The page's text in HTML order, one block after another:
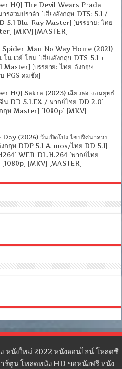
HQ] The Devil Wears Prada
รสวมปราด้า [เสียงอังกฤษ DTS: 5.1 /
5.1 Blu-Ray Master] [บรรยาย: ไทย-
[MKV] [MASTER]
Spider-Man No Way Home (2021)
โน เวย์ โฮม [เสียงอังกฤษ DTS-5.1 +
Master] [บรรยาย: ไทย-อังกฤษ
PGS คมชัด]
HQ] Sakra (2023) เฉียวฟง จอมยุทธ์
จีน DD 5.1.EX / พากย์ไทย DD 2.0]
กฤษ Master] [1080p] [MKV]
(2026) วันเปิดโปง ไขปริศนาลวง
งกฤษ DDP 5.1 Atmos/ไทย DD 5.1]-
WEB-DL.H.264 [พากย์ไทย
[1080p] [MKV] [MASTER]
หนังใหม่ 2022 หนังออนไลน์ โหลดซี
ร์ตูน โหลดหนัง HD ขอหนังฟรี หนัง